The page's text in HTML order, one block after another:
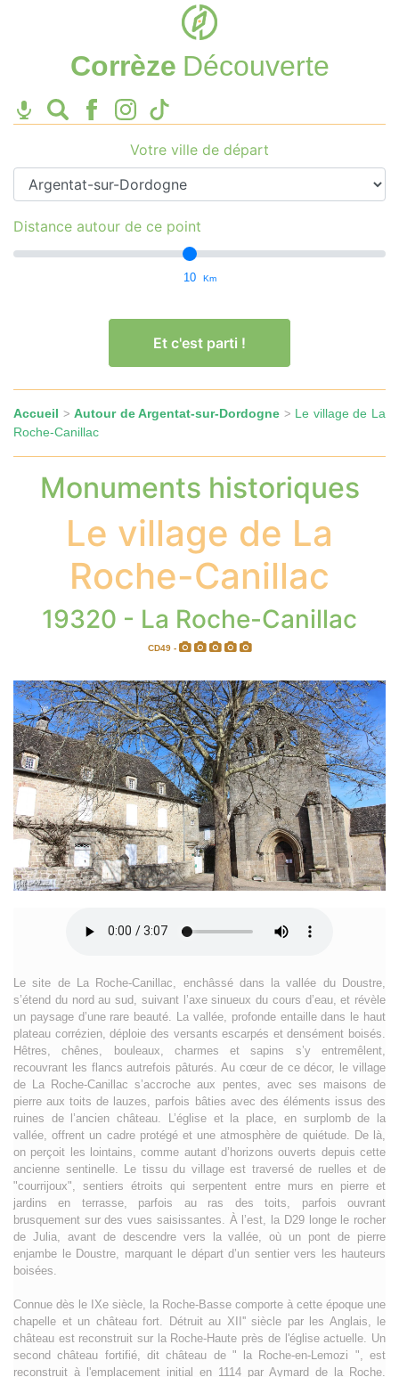
Corrèze Découverte
Votre ville de départ
Distance autour de ce point
10 Km
Et c'est parti !
Accueil >Autour de Argentat-sur-Dordogne > Le village de La
Roche-Canillac
Monuments historiques
Le village de La
Roche-Canillac
19320 - La Roche-Canillac
CD49 -
Le site de La Roche-Canillac, enchâssé dans la vallée du Doustre,
s’étend du nord au sud, suivant l’axe sinueux du cours d’eau, et révèle
un paysage d’une rare beauté. La vallée, profonde entaille dans le haut
plateau corrézien, déploie des versants escarpés et densément boisés.
Hêtres, chênes, bouleaux, charmes et sapins s’y entremêlent,
recouvrant les flancs autrefois pâturés. Au cœur de ce décor, le village
de La Roche-Canillac s’accroche aux pentes, avec ses maisons de
pierre aux toits de lauzes, parfois bâties avec des éléments issus des
ruines de l’ancien château. L’église et la place, en surplomb de la
vallée, offrent un cadre protégé et une atmosphère de quiétude. De là,
on perçoit les lointains, comme autant d’horizons ouverts depuis cette
ancienne sentinelle. Le tissu du village est traversé de ruelles et de
"courrijoux", sentiers étroits qui serpentent entre murs en pierre et
jardins en terrasse, parfois au ras des toits, parfois ouvrant
brusquement sur des vues saisissantes. À l’est, la D29 longe le rocher
de Julia, avant de descendre vers la vallée, où un pont de pierre
enjambe le Doustre, marquant le départ d’un sentier vers les hauteurs
boisées.
Connue dès le IXe siècle, la Roche-Basse comporte à cette époque une
chapelle et un château fort. Détruit au XII'' siècle par les Anglais, le
château est reconstruit sur la Roche-Haute près de l'église actuelle. Un
second château fortifié, dit château de " la Roche-en-Lemozi ", est
reconstruit à l'emplacement initial en 1114 par Aymard de la Roche.